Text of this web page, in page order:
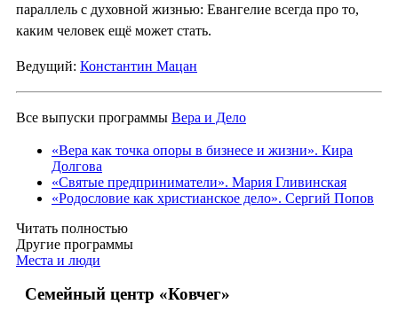
параллель с духовной жизнью: Евангелие всегда про то,
каким человек ещё может стать.
Ведущий: Константин Мацан
Все выпуски программы Вера и Дело
«Вера как точка опоры в бизнесе и жизни». Кира
Долгова
«Святые предприниматели». Мария Гливинская
«Родословие как христианское дело». Сергий Попов
Читать полностью
Другие программы
Места и люди
Семейный центр «Ковчег»